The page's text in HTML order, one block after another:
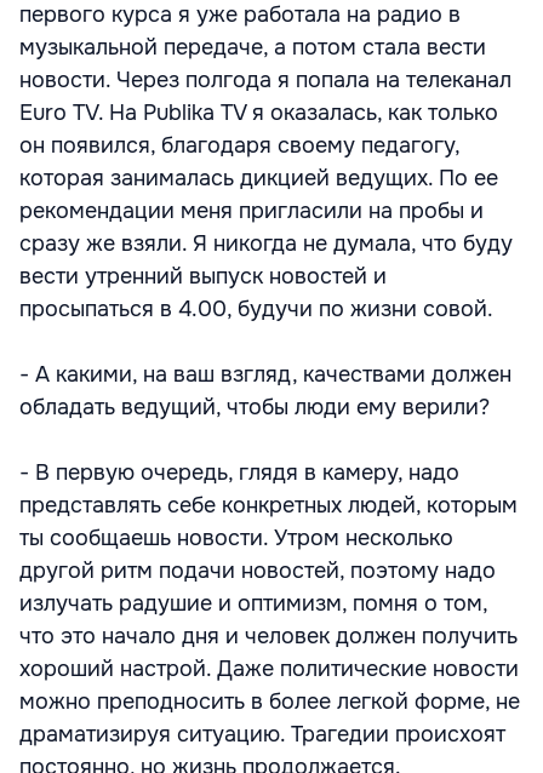
первого курса я уже работала на радио в
музыкальной передаче, а потом стала вести
новости. Через полгода я попала на телеканал
Euro TV. На Publika TV я оказалась, как только
он появился, благодаря своему педагогу,
которая занималась дикцией ведущих. По ее
рекомендации меня пригласили на пробы и
сразу же взяли. Я никогда не думала, что буду
вести утренний выпуск новостей и
просыпаться в 4.00, будучи по жизни совой.
- А какими, на ваш взгляд, качествами должен
обладать ведущий, чтобы люди ему верили?
- В первую очередь, глядя в камеру, надо
представлять себе конкретных людей, которым
ты сообщаешь новости. Утром несколько
другой ритм подачи новостей, поэтому надо
излучать радушие и оптимизм, помня о том,
что это начало дня и человек должен получить
хороший настрой. Даже политические новости
можно преподносить в более легкой форме, не
драматизируя ситуацию. Трагедии происхоят
постоянно, но жизнь продолжается.